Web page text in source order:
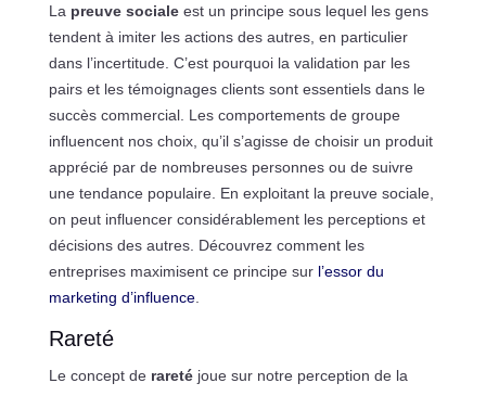
La preuve socialeest un principe sous lequel les gens
tendent à imiter les actions des autres, en particulier
dans l’incertitude. C’est pourquoi la validation par les
pairs et les témoignages clients sont essentiels dans le
succès commercial. Les comportements de groupe
influencent nos choix, qu’il s’agisse de choisir un produit
apprécié par de nombreuses personnes ou de suivre
une tendance populaire. En exploitant la preuve sociale,
on peut influencer considérablement les perceptions et
décisions des autres. Découvrez comment les
entreprises maximisent ce principe sur l’essor du
marketing d’influence.
Rareté
Le concept de raretéjoue sur notre perception de la